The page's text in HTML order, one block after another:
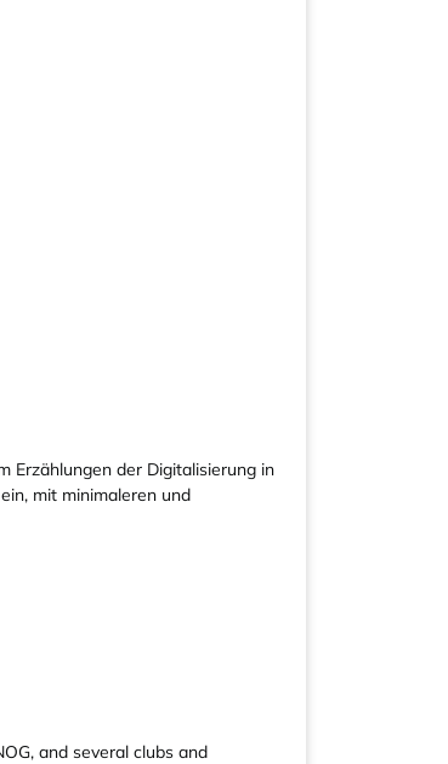
Erzählungen der Digitalisierung in
mit minimaleren und
and several clubs and